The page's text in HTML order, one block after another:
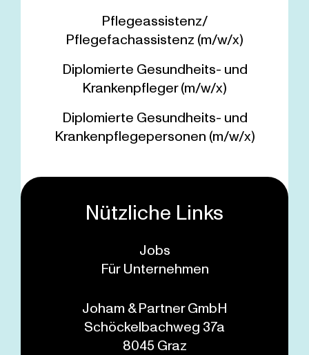
Pflegeassistenz/
Pflegefachassistenz (m/w/x)
Diplomierte Gesundheits- und
Krankenpfleger (m/w/x)
Diplomierte Gesundheits- und
Krankenpflegepersonen (m/w/x)
Nützliche Links
Jobs
Für Unternehmen
Joham & Partner GmbH
Schöckelbachweg 37a
8045 Graz